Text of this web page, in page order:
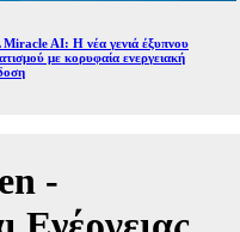
AI: Η νέα γενιά έξυπνου
με κορυφαία ενεργειακή